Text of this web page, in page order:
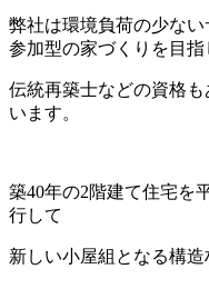
弊社は環境負荷の少な
参加型の家づくりを目指
伝統再築士などの資格
います。
築40年の2階建て住宅を
行して
新しい小屋組となる構造